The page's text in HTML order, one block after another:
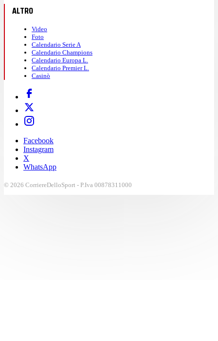
ALTRO
Video
Foto
Calendario Serie A
Calendario Champions
Calendario Europa L.
Calendario Premier L.
Casinò
Facebook
Instagram
X
WhatsApp
© 2026 CorriereDelloSport - P.Iva 00878311000